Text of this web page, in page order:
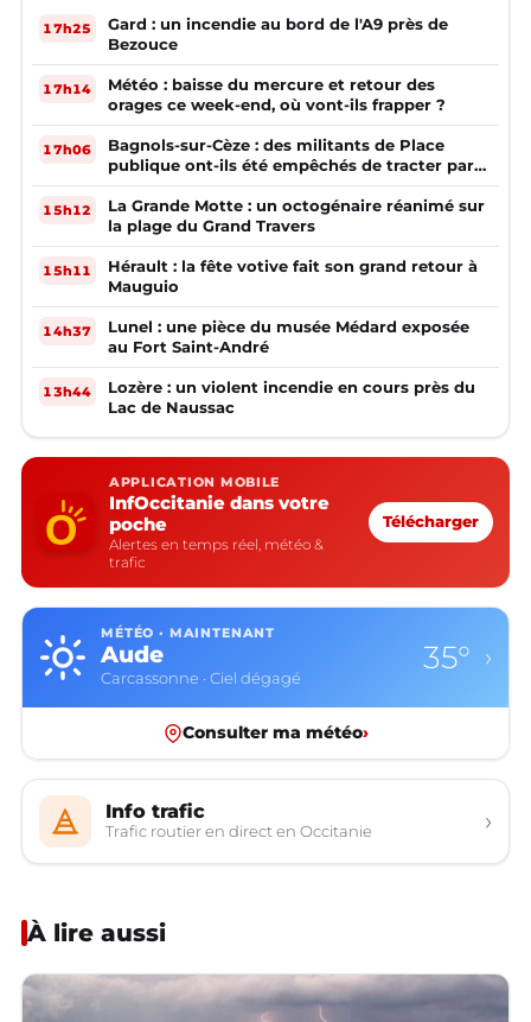
17h25
Gard : un incendie au bord de l'A9 près de
Bezouce
17h14
Météo : baisse du mercure et retour des
orages ce week-end, où vont-ils frapper ?
17h06
Bagnols-sur-Cèze : des militants de Place
publique ont-ils été empêchés de tracter par
la mairie ?
15h12
La Grande Motte : un octogénaire réanimé sur
la plage du Grand Travers
15h11
Hérault : la fête votive fait son grand retour à
Mauguio
14h37
Lunel : une pièce du musée Médard exposée
au Fort Saint-André
13h44
Lozère : un violent incendie en cours près du
Lac de Naussac
APPLICATION MOBILE
InfOccitanie dans votre
poche
Alertes en temps réel, météo &
trafic
Télécharger
MÉTÉO · MAINTENANT
Aude
Carcassonne · Ciel dégagé
35° ›
Consulter ma météo›
Info trafic
Trafic routier en direct en Occitanie ›
À lire aussi